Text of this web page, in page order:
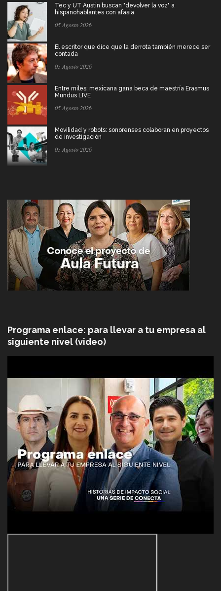
Tec y UT Austin buscan "devolver la voz" a
hispanohablantes con afasia
05 Agosto 2026
El escritor que dice que la derrota también merece ser
contada
05 Agosto 2026
Entre miles: mexicana gana beca de maestría Erasmus
Mundus LIVE
05 Agosto 2026
Movilidad y robots: sonorenses colaboran en proyectos
de investigación
05 Agosto 2026
Programa enlace: para llevar a tu empresa al
siguiente nivel (video)